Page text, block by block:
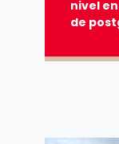
nivel
de